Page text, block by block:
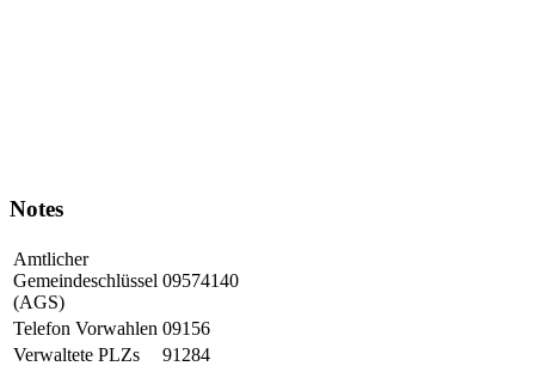
Notes
Amtlicher
Gemeindeschlüssel
(AGS)
09574140
Telefon Vorwahlen 09156
Verwaltete PLZs
91284